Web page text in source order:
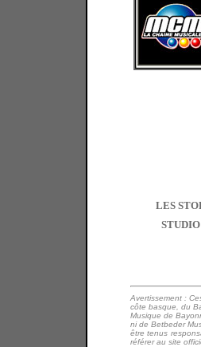
LES
Avertissement :
côte basque, du
Musique de
ni de Betbeder
être tenus
référer au site